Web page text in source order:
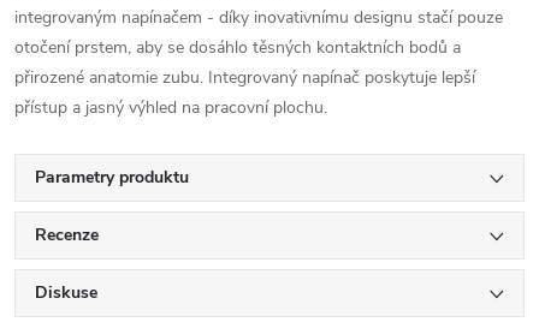
integrovaným napínačem - díky inovativnímu designu stačí pouze
otočení prstem, aby se dosáhlo těsných kontaktních bodů a
přirozené anatomie zubu. Integrovaný napínač poskytuje lepší
přístup a jasný výhled na pracovní plochu.
Parametry produktu
Recenze
Diskuse